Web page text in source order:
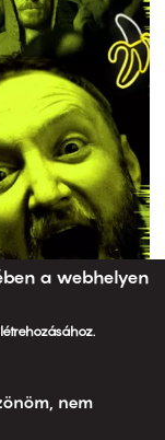
a webhelyen
nem